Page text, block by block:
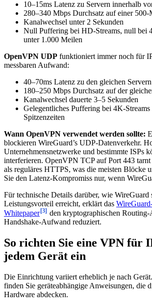
10–15ms Latenz zu Servern innerhalb
280–340 Mbps Durchsatz auf einer
Kanalwechsel unter 2 Sekunden
Null Puffering bei HD-Streams, null bei
unter 1.000 Meilen
OpenVPN UDP funktioniert immer noch für
messbaren Aufwand:
40–70ms Latenz zu den gleichen Servern
180–250 Mbps Durchsatz auf der
Kanalwechsel dauerte 3–5 Sekunden
Gelegentliches Puffering bei 4K-Streams
Spitzenzeiten
Wann OpenVPN verwendet werden sollte:
blockieren WireGuard’s UDP-Datenverkehr.
Unternehmensnetzwerke und bestimmte ISPs
interferieren. OpenVPN TCP auf Port 443
als reguläres HTTPS, was die meisten Blöcke
Sie den Latenz-Kompromiss nur, wenn
Für technische Details darüber, wie WireGuard
Leistungsvorteil erreicht, erklärt das
Whitepaper [3] den kryptographischen Routing-
Handshake-Aufwand reduziert.
So richten Sie eine VPN für
jedem Gerät ein
Die Einrichtung variiert erheblich je nach
finden Sie geräteabhängige Anweisungen, die
Hardware abdecken.